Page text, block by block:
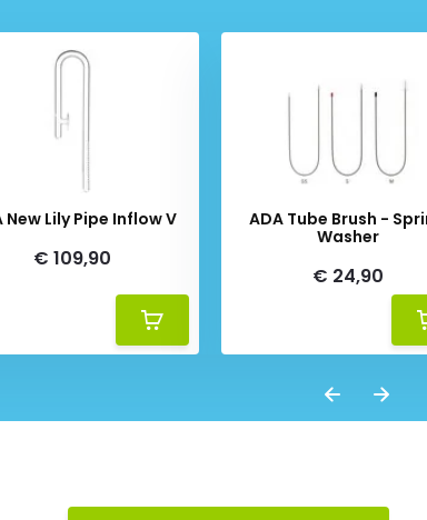
New Lily Pipe Inflow V
€ 109,90
ADA Tube Brush -
Washer
€ 24,90